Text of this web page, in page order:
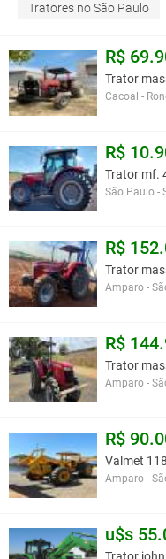
Tratores no São Paulo
R$
Trator
Cacoal -
R$
Trator mf.
São Paulo -
R$
Trator
Amparo -
R$
Trator
Amparo -
R$
Valmet
Amparo -
u$s